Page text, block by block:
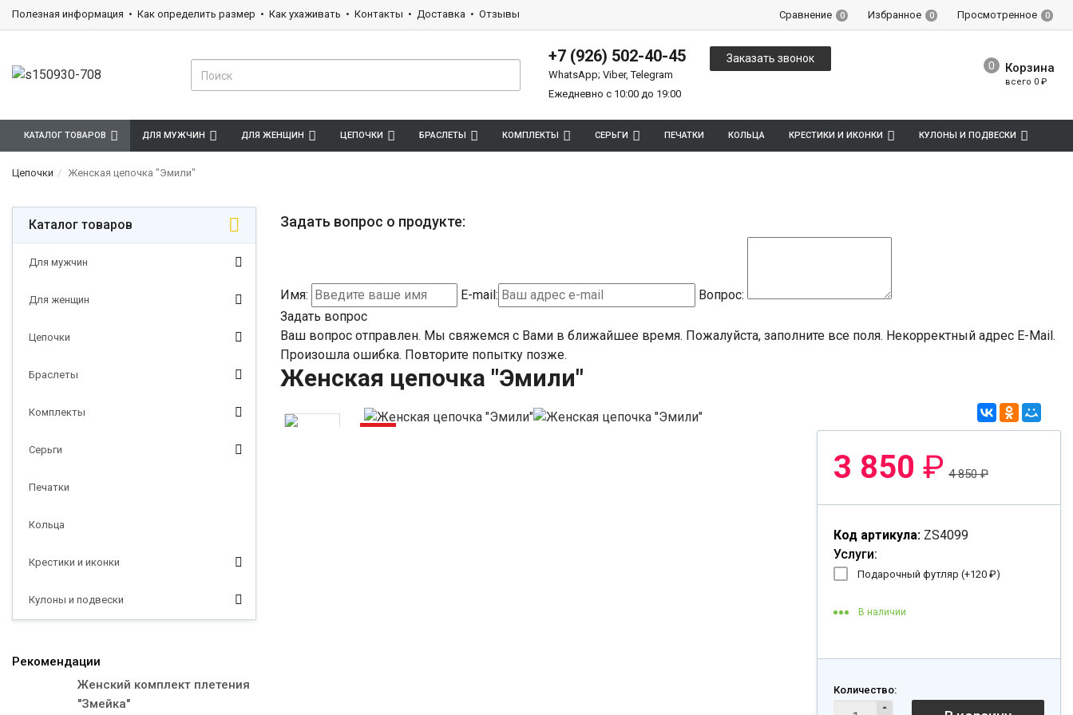
Полезная информация Как определить размер Как ухаживать Контакты Доставка Отзывы Сравнение 0 Избранное 0 Просмотренное 0
+7 (926) 502-40-45
WhatsApp; Viber, Telegram
Ежедневно с 10:00 до 19:00
Заказать звонок
Корзина
всего 0 ₽
КАТАЛОГ ТОВАРОВ ДЛЯ МУЖЧИН ДЛЯ ЖЕНЩИН ЦЕПОЧКИ БРАСЛЕТЫ КОМПЛЕКТЫ СЕРЬГИ ПЕЧАТКИ КОЛЬЦА КРЕСТИКИ И ИКОНКИ КУЛОНЫ И ПОДВЕСКИ
Цепочки Женская цепочка "Эмили"
Каталог товаров
Для мужчин
Для женщин
Цепочки
Браслеты
Комплекты
Серьги
Печатки
Кольца
Крестики и иконки
Кулоны и подвески
Рекомендации
Женский комплект плетения
"Змейка"
Задать вопрос о продукте:
Имя: E-mail:
Вопрос:
Задать вопрос
Ваш вопрос отправлен. Мы свяжемся с Вами в ближайшее время. Пожалуйста, заполните все поля. Некорректный адрес E-Mail.
Произошла ошибка. Повторите попытку позже.
Женская цепочка "Эмили"
-21%
3 850 ₽ 4 850₽
Код артикула: ZS4099
Услуги:
Подарочный футляр (+120 ₽)
В наличии
Количество: